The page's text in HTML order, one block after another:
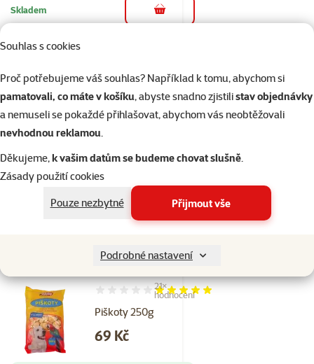
Souhlas s cookies
Proč potřebujeme váš souhlas? Například k tomu, abychom si
pamatovali, co máte v košíku, abyste snadno zjistilistav objednávky
a nemuseli se pokaždé přihlašovat, abychom vás neobtěžovali
nevhodnou reklamou.
Děkujeme,k vašim datům se budeme chovat slušně.
Zásady použití cookies
Pouze nezbytné
Přijmout vše
Podrobné nastavení
Skladem do košíku
Ontario Dental Stick
Original 180g
Hodnocení 94%, počet hodnocení: 54
Cena
49 Kč
značka
Kupte 4 psí pamlsky a 1 máte
zdarma
Piškoty 250g
Hodnocení 99%, počet hodnocení: 21
21×
hodnocení
Cena
69 Kč